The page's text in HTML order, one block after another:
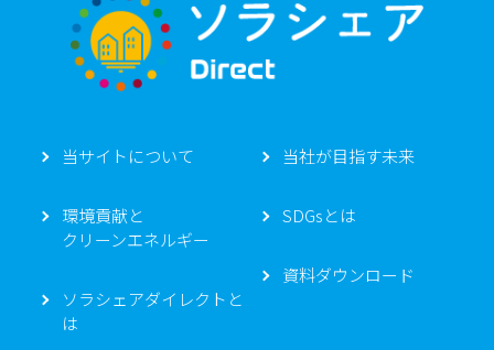
当サイトについて
環境貢献と
クリーンエネルギー
ソラシェアダイレクトと
は
当社が目指す未来
SDGsとは
資料ダウンロード